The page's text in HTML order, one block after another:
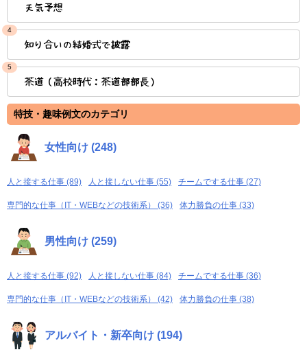
天気予想
4
知り合いの結婚式で披露
5
茶道（高校時代：茶道部部長）
特技・趣味例文のカテゴリ
女性向け (248)
人と接する仕事 (89) 人と接しない仕事 (55) チームでする仕事 (27)
専門的な仕事（IT・WEBなどの技術系） (36) 体力勝負の仕事 (33)
男性向け (259)
人と接する仕事 (92) 人と接しない仕事 (84) チームでする仕事 (36)
専門的な仕事（IT・WEBなどの技術系） (42) 体力勝負の仕事 (38)
アルバイト・新卒向け (194)